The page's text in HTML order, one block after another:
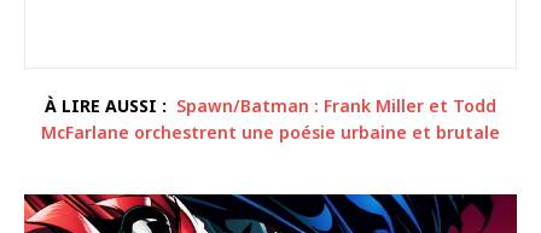
À LIRE AUSSI : Spawn/Batman : Frank Miller et Todd
McFarlane orchestrent une poésie urbaine et brutale